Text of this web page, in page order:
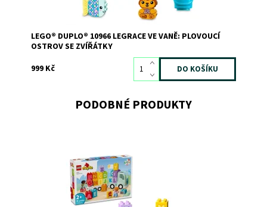
LEGO® DUPLO® 10966 LEGRACE VE VANĚ: PLOVOUCÍ
OSTROV SE ZVÍŘÁTKY
999 Kč
PODOBNÉ PRODUKTY
Náklaďák LEGO® DUPLO® malým dětem pomůže naučit se
Dostupnost:
Skladem3